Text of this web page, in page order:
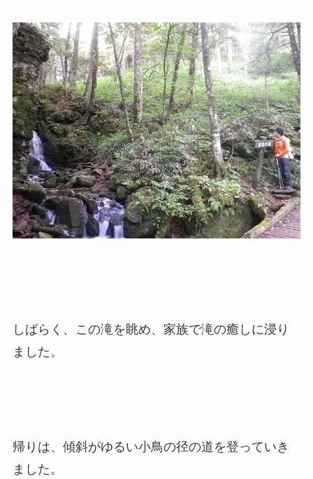
しばらく、この滝を眺め、家族で滝の癒しに浸り
ました。
帰りは、傾斜がゆるい小鳥の径の道を登っていき
ました。